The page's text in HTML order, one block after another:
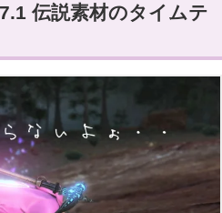
伝説素材のタイムテ